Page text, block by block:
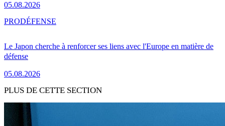
05.08.2026
Le Japon cherche à renforcer ses liens avec l'Europe en matière de
défense
05.08.2026
PRODÉFENSE
PLUS DE CETTE SECTION